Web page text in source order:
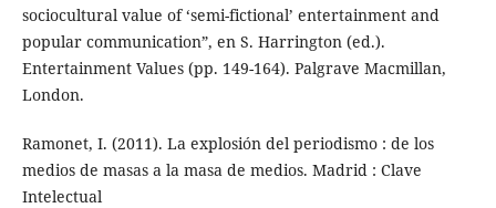
sociocultural value of ‘semi-fictional’ entertainment and
popular communication”, en S. Harrington (ed.).
Entertainment Values (pp. 149-164). Palgrave Macmillan,
London.
Ramonet, I. (2011). La explosión del periodismo : de los
medios de masas a la masa de medios. Madrid : Clave
Intelectual